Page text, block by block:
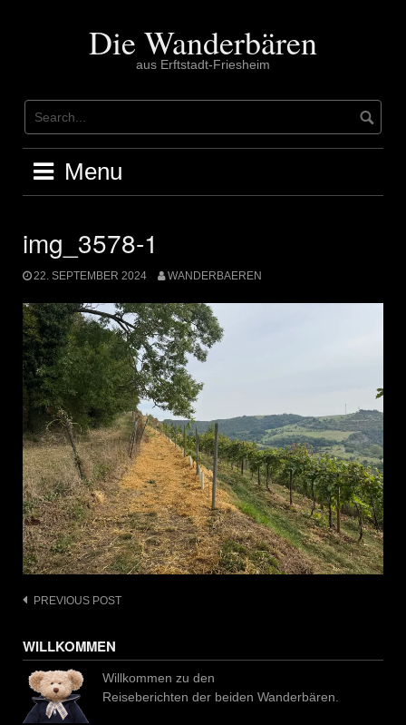
Die Wanderbären
aus Erftstadt-Friesheim
Menu
img_3578-1
22. SEPTEMBER 2024 WANDERBAEREN
Post
PREVIOUS POST
WILLKOMMEN
Willkommen zu den
Reiseberichten der beiden Wanderbären.